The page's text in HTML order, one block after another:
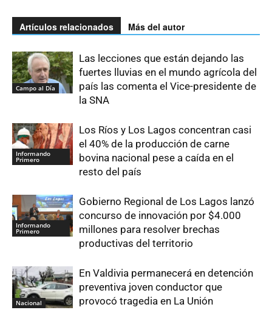
Artículos relacionados Más del autor
Campo al Día
Las lecciones que están dejando las
fuertes lluvias en el mundo agrícola del
país las comenta el Vice-presidente de
la SNA
Informando
Primero
Los Ríos y Los Lagos concentran casi
el 40% de la producción de carne
bovina nacional pese a caída en el
resto del país
Informando
Primero
Gobierno Regional de Los Lagos lanzó
concurso de innovación por $4.000
millones para resolver brechas
productivas del territorio
Nacional
En Valdivia permanecerá en detención
preventiva joven conductor que
provocó tragedia en La Unión